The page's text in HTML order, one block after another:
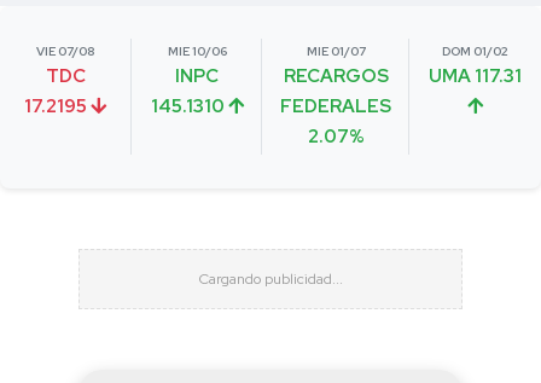
VIE 07/08
TDC
17.2195
MIE 10/06
INPC
145.1310
MIE 01/07
RECARGOS
FEDERALES
2.07%
DOM 01/02
UMA 117.31